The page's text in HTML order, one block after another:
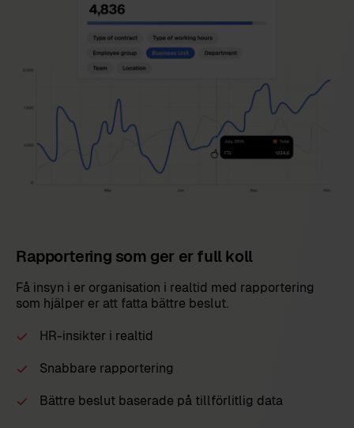
Rapportering som ger er full koll
Få insyn i er organisation i realtid med rapportering
som hjälper er att fatta bättre beslut.
HR-insikter i realtid
Snabbare rapportering
Bättre beslut baserade på tillförlitlig data